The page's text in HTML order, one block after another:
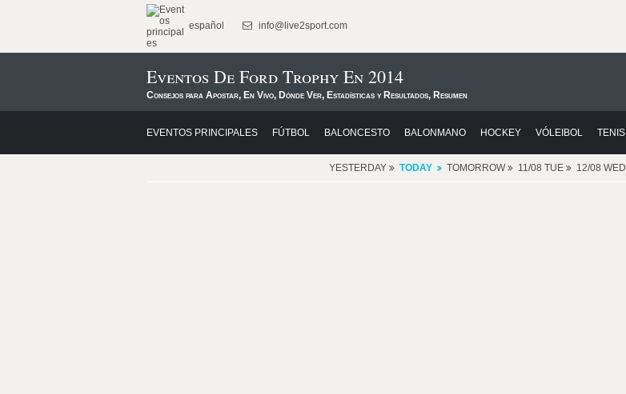
español info@live2sport.com
Eventos De Ford Trophy En 2014
Consejos para Apostar, En Vivo, Dónde Ver, Estadísticas y Resultados, Resumen
EVENTOS PRINCIPALES FÚTBOL BALONCESTO BALONMANO HOCKEY VÓLEIBOL TENIS
YESTERDAY TODAY TOMORROW 11/08 TUE 12/08 WED